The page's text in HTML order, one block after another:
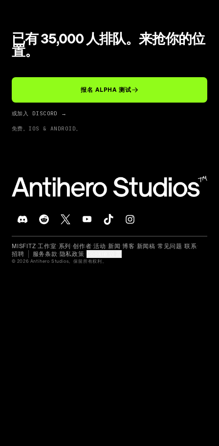
已有 35,000 人排队。来抢你的位
置。
报名 ALPHA 测试
或加入 DISCORD →
免费。IOS & ANDROID。
MISFITZ is a true extraction game, the first one
™
MISFITZ•工作室• 系列 •创作者•活动 • 新闻•博客• 新闻稿•常见问题 •联系•
招聘 服务条款 •隐私政策•
© 2026 Antihero Studios。保留所有权利。